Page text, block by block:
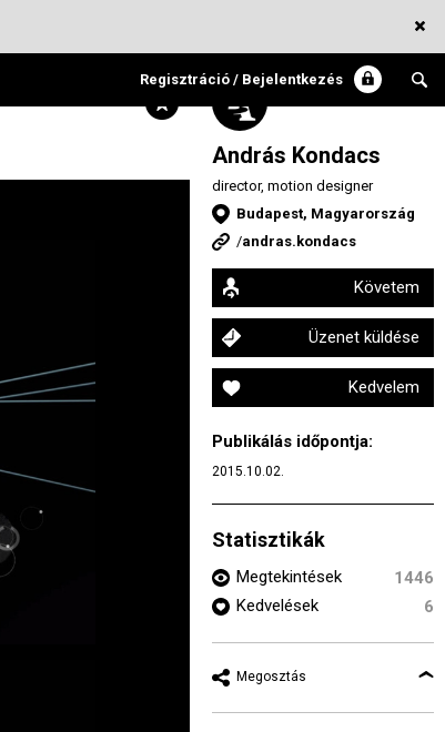
Regisztráció / Bejelentkezés
András Kondacs
director, motion designer
Budapest, Magyarország
/andras.kondacs
Követem
Üzenet küldése
Kedvelem
Publikálás időpontja:
2015.10.02.
Statisztikák
Megtekintések
1446
Kedvelések
6
Megosztás